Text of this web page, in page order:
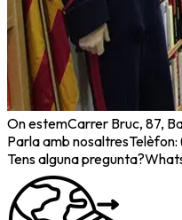
On estemCarrer Bruc, 87,
Parla amb nosaltresTelèfon:
Tens alguna pregunta?